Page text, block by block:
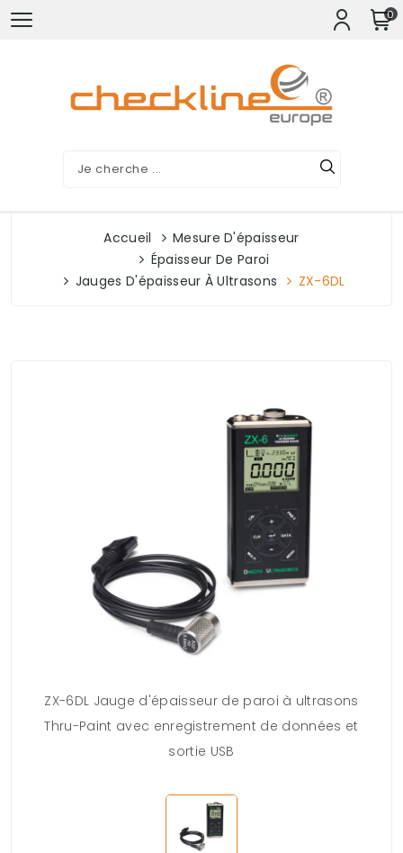
0
Accueil
Mesure D'épaisseur
Épaisseur De Paroi
Jauges D'épaisseur À Ultrasons
ZX-6DL
ZX-6DL Jauge d'épaisseur de paroi à ultrasons
Thru-Paint avec enregistrement de données et
sortie USB